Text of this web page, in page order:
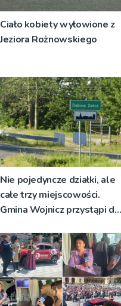
Ciało kobiety wyłowione z
Jeziora Rożnowskiego
Nie pojedyncze działki, ale
całe trzy miejscowości.
Gmina Wojnicz przystąpi do
planistycznych